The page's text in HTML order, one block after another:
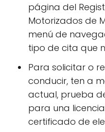
página del
Motorizados de
menú de
tipo de cita que
Para solicitar o
conducir, ten a
actual, prueba
para una
certificado de